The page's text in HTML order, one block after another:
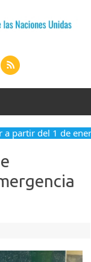
partir del 1 de